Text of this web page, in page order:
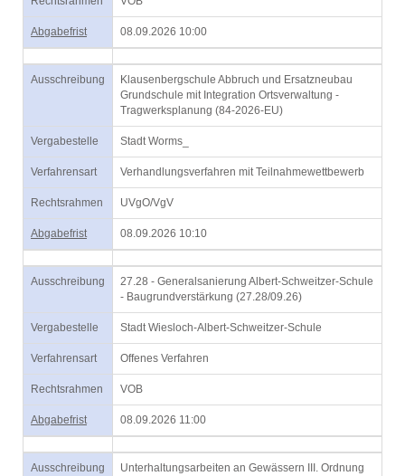
Abgabefrist 08.09.2026 10:00
Ausschreibung
Klausenbergschule Abbruch und Ersatzneubau
Grundschule mit Integration Ortsverwaltung -
Tragwerksplanung (84-2026-EU)
Vergabestelle Stadt Worms_
Verfahrensart Verhandlungsverfahren mit Teilnahmewettbewerb
Rechtsrahmen UVgO/VgV
Abgabefrist 08.09.2026 10:10
Ausschreibung
27.28 - Generalsanierung Albert-Schweitzer-Schule
- Baugrundverstärkung (27.28/09.26)
Vergabestelle Stadt Wiesloch-Albert-Schweitzer-Schule
Verfahrensart Offenes Verfahren
Rechtsrahmen VOB
Abgabefrist 08.09.2026 11:00
Ausschreibung
Unterhaltungsarbeiten an Gewässern III. Ordnung